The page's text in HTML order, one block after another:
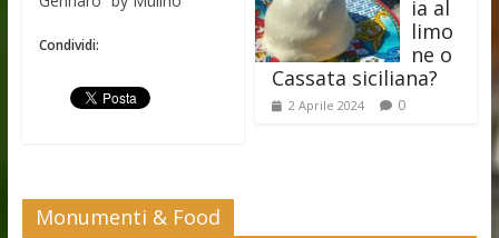
Condividi:
ia al
limo
ne o
Cassata siciliana?
2 Aprile 2024 0
Monumenti & Food